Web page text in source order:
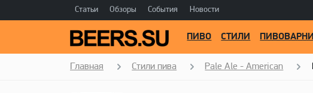
Статьи Обзоры События Новости
ПИВО СТИЛИ ПИВОВАРНИ
Главная Стили пива Pale Ale - American